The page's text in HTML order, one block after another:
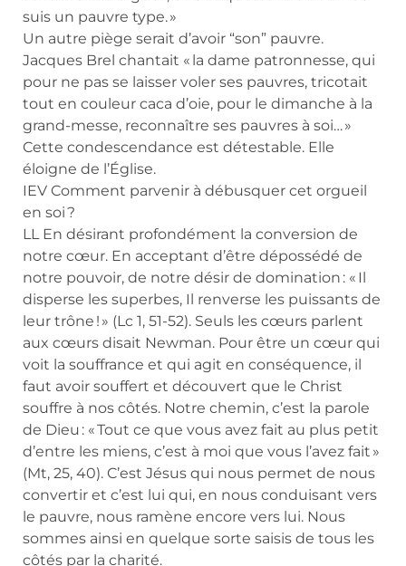
suis un pauvre type. »
Un autre piège serait d’avoir “son” pauvre.
Jacques Brel chantait « la dame patronnesse, qui
pour ne pas se laisser voler ses pauvres, tricotait
tout en couleur caca d’oie, pour le dimanche à la
grand-messe, reconnaître ses pauvres à soi… »
Cette condescendance est détestable. Elle
éloigne de l’Église.
IEV Comment parvenir à débusquer cet orgueil
en soi ?
LL En désirant profondément la conversion de
notre cœur. En acceptant d’être dépossédé de
notre pouvoir, de notre désir de domination : « Il
disperse les superbes, Il renverse les puissants de
leur trône ! » (Lc 1, 51-52). Seuls les cœurs parlent
aux cœurs disait Newman. Pour être un cœur qui
voit la souffrance et qui agit en conséquence, il
faut avoir souffert et découvert que le Christ
souffre à nos côtés. Notre chemin, c’est la parole
de Dieu : « Tout ce que vous avez fait au plus petit
d’entre les miens, c’est à moi que vous l’avez fait »
(Mt, 25, 40). C’est Jésus qui nous permet de nous
convertir et c’est lui qui, en nous conduisant vers
le pauvre, nous ramène encore vers lui. Nous
sommes ainsi en quelque sorte saisis de tous les
côtés par la charité.